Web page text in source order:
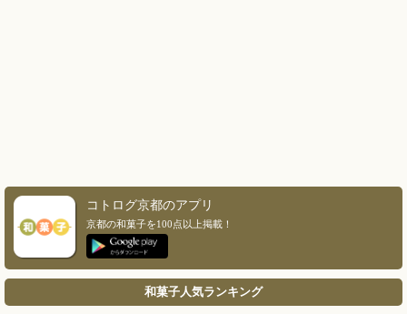
コトログ京都のアプリ
京都の和菓子を100点以上掲載！
和菓子人気ランキング